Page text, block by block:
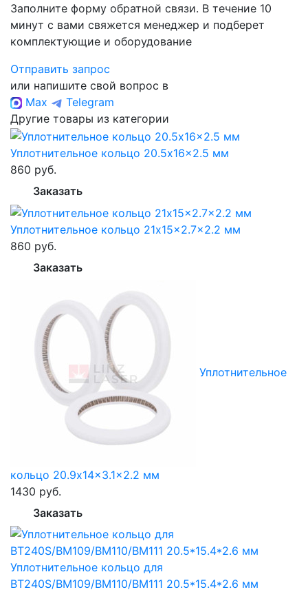
Заполните форму обратной связи. В течение 10
минут с вами свяжется менеджер и подберет
комплектующие и оборудование
Отправить запрос
или напишите свой вопрос в
Max
Telegram
Другие товары из категории
Уплотнительное кольцо 20.5x16x2.5 мм
860 руб.
Заказать
Уплотнительное кольцо 21x15x2.7x2.2 мм
860 руб.
Заказать
Уплотнительное
кольцо 20.9x14x3.1x2.2 мм
1430 руб.
Заказать
Уплотнительное кольцо для
BT240S/BM109/BM110/BM111 20.5*15.4*2.6 мм